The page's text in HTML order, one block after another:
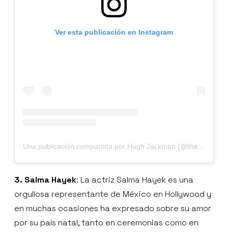
Ver esta publicación en Instagram
Una publicación compartida por Hugh Jackman (@thehughjackman)
3. Salma Hayek: La actriz Salma Hayek es una
orgullosa representante de México en Hollywood y
en muchas ocasiones ha expresado sobre su amor
por su país natal, tanto en ceremonias como en